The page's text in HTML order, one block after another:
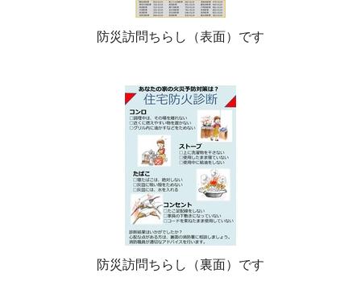
防災訪問ちらし（表面）です
防災訪問ちらし（裏面）です